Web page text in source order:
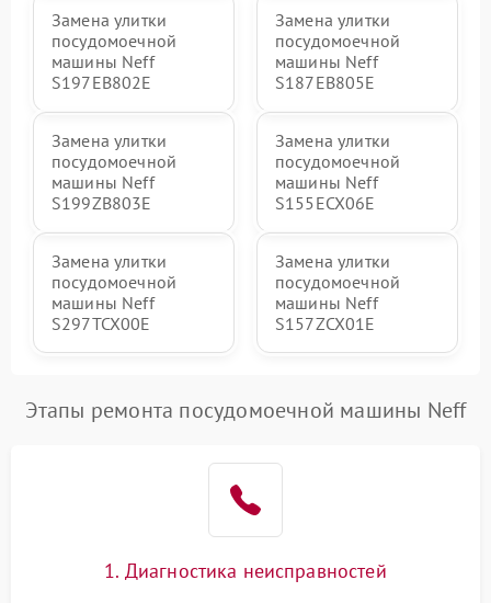
Замена улитки
посудомоечной
машины Neff
S197EB802E
Замена улитки
посудомоечной
машины Neff
S187EB805E
Замена улитки
посудомоечной
машины Neff
S199ZB803E
Замена улитки
посудомоечной
машины Neff
S155ECX06E
Замена улитки
посудомоечной
машины Neff
S297TCX00E
Замена улитки
посудомоечной
машины Neff
S157ZCX01E
Этапы ремонта посудомоечной машины Neff
1. Диагностика неисправностей